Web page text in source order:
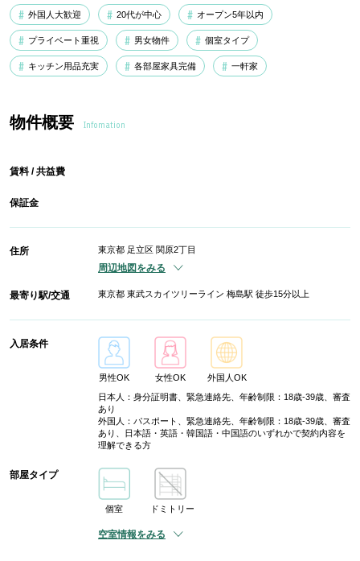
外国人大歓迎 20代が中心 オープン5年以内
プライベート重視 男女物件 個室タイプ
キッチン用品充実 各部屋家具完備 一軒家
物件概要 Infomation
賃料 / 共益費
保証金
住所 東京都 足立区 関原2丁目
周辺地図をみる
最寄り駅/交通 東京都 東武スカイツリーライン 梅島駅 徒歩15分以上
入居条件
男性OK 女性OK
外国人OK
日本人：身分証明書、緊急連絡先、年齢制限：18歳-39歳、審査
あり
外国人：パスポート、緊急連絡先、年齢制限：18歳-39歳、審査
あり、日本語・英語・韓国語・中国語のいずれかで契約内容を
理解できる方
部屋タイプ
個室 ドミトリー
空室情報をみる